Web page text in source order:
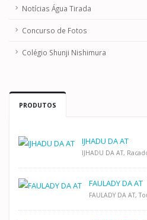
Notícias Água Tirada
Concurso de Fotos
Colégio Shunji Nishimura
PRODUTOS
IJHADU DA AT
IJHADU DA AT,
FAULADY DA AT
FAULADY DA AT,